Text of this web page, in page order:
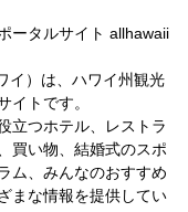
ータルサイト allhawaii
イ）は、ハワイ州観光
イトです。
立つホテル、レストラ
買い物、結婚式のスポ
ム、みんなのおすすめ
まな情報を提供してい